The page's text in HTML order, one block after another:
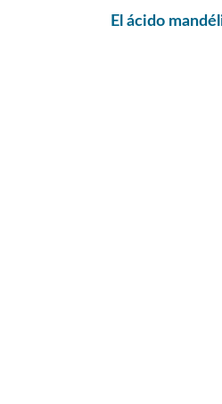
El ácido